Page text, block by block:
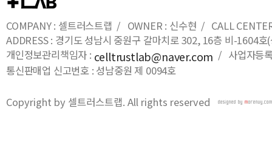
COMPANY : 셀트러스트랩 / OWNER : 신수현 / CALL
ADDRESS : 경기도 성남시 중원구 갈마치로 302, 16층 비-1604
개인정보관리책임자 : celltrustlab@naver.com / 사업자등
통신판매업 신고번호 : 성남중원 제 0094호
Copyright by 셀트러스트랩. All rights reserved